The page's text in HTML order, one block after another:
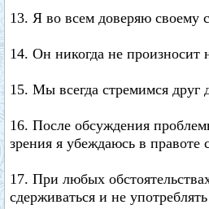
13. Я во всем доверяю своему
14. Он никогда не произносит
15. Мы всегда стремимся друг
16. После обсуждения
зрения я убеждаюсь в правоте
17. При любых
сдерживаться и не